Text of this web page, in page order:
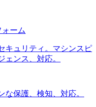
ーム
キュリティ。マシンスピ
ェンス、対応。
な保護、検知、対応。